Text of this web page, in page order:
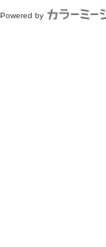
Powered by